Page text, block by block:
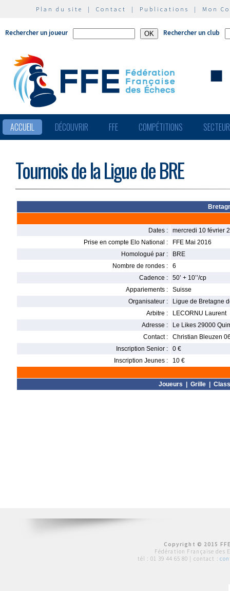
Plan du site | Contact | Publications | Mon
Rechercher un joueur Rechercher un club
ACCUEIL DÉCOUVRIR FFE COMPÉTITIONS
Tournois de la Ligue de BRE
Dates :
mercredi 10 février
Prise en compte Elo National :
FFE Mai 2016
Homologué par :
BRE
Nombre de rondes :
6
Cadence :
50’ + 10’’/cp
Appariements :
Suisse
Organisateur :
Ligue de Bretagne
Arbitre :
LECORNU Laurent
Adresse :
Le Likes 29000
Contact :
Christian Bleuzen
Inscription Senior :
0 €
Inscription Jeunes :
10 €
Joueurs Grille|
Copyright © 2015
Fédération Française des
tél : 01 39 44 65 80 | contact :